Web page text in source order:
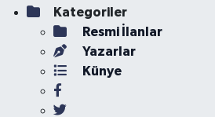
Kategoriler
Resmi İlanlar
Yazarlar
Künye